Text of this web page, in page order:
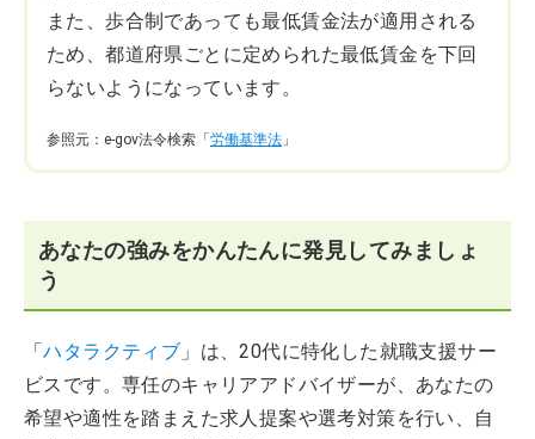
また、歩合制であっても最低賃金法が適用される
ため、都道府県ごとに定められた最低賃金を下回
らないようになっています。
参照元：e-gov法令検索「 労働基準法 」
あなたの強みをかんたんに発見してみましょ
う
「ハタラクティブ 」は、20代に特化した就職支援サー
ビスです。専任のキャリアアドバイザーが、あなたの
希望や適性を踏まえた求人提案や選考対策を行い、自